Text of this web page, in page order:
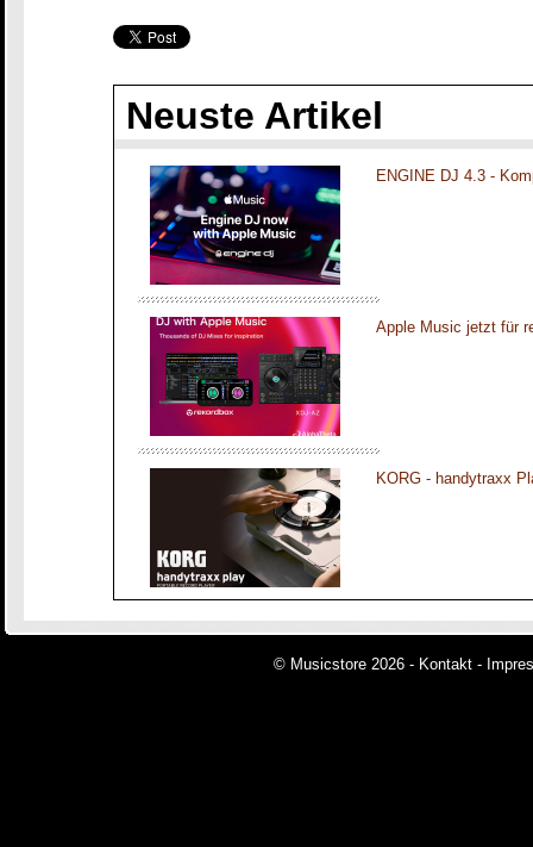
Neuste Artikel
ENGINE DJ 4.3 -
Apple Music jetzt für
KORG - handytraxx
© Musicstore 2026 - Kontakt -